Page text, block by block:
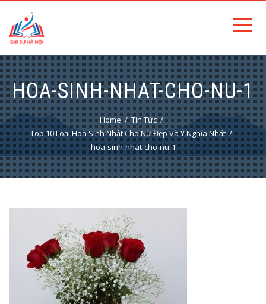
HOA-SINH-NHAT-CHO-NU-1
Home
Tin Tức
Top 10 Loại Hoa Sinh Nhật Cho Nữ Đẹp Và Ý Nghĩa Nhất
hoa-sinh-nhat-cho-nu-1